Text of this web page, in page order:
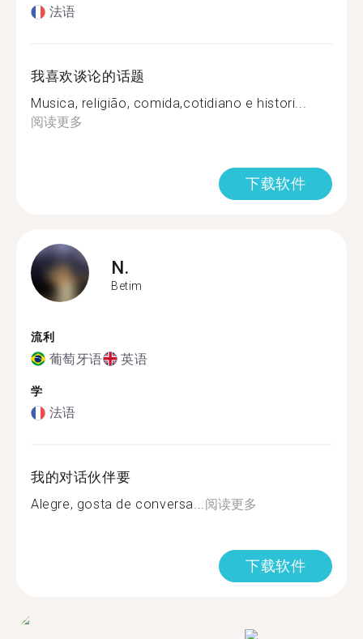
法语
我喜欢谈论的话题
Musica, religião, comida,cotidiano e histori...
阅读更多
下载软件
N.
Betim
流利
葡萄牙语 英语
学
法语
我的对话伙伴要
Alegre, gosta de conversa...阅读更多
下载软件